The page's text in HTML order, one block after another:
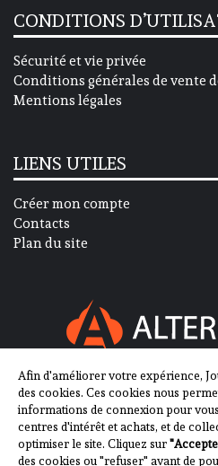
CONDITIONS
Sécurité et vie privée
Conditions générales de vente
Mentions légales
LIENS UTILES
Créer mon compte
Contacts
Plan du site
SUIVEZ-NOUS SUR
Afin d'améliorer votre expérience,
des cookies. Ces cookies nous
informations de connexion pour
centres d'intérêt et achats, et de
optimiser le site. Cliquez sur
des cookies ou "refuser" avant de